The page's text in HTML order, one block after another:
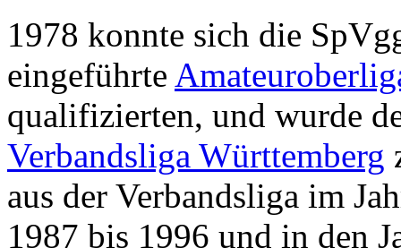
1978 konnte sich die
eingeführte
qualifizierten, und wurde
Verbandsliga Württemberg
aus der Verbandsliga im
1987 bis 1996 und in den